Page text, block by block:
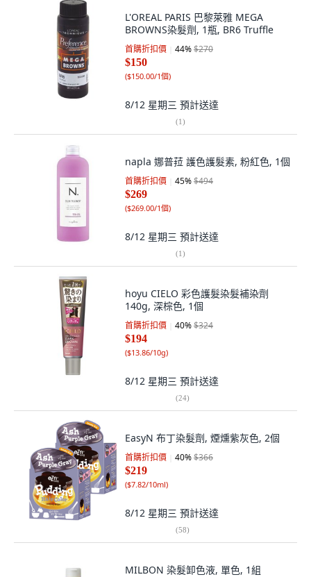
L'OREAL PARIS 巴黎萊雅 MEGA
BROWNS染髮劑, 1瓶, BR6 Truffle
首購折扣價 44%$270
$150
($150.00/1個)
8/12 星期三 預計送達
(1)
napla 娜普菈 護色護髮素, 粉紅色, 1個
首購折扣價 45%$494
$269
($269.00/1個)
8/12 星期三 預計送達
(1)
hoyu CIELO 彩色護髮染髮補染劑
140g, 深棕色, 1個
首購折扣價 40%$324
$194
($13.86/10g)
8/12 星期三 預計送達
(24)
EasyN 布丁染髮劑, 煙燻紫灰色, 2個
首購折扣價 40%$366
$219
($7.82/10ml)
8/12 星期三 預計送達
(58)
MILBON 染髮卸色液, 單色, 1組